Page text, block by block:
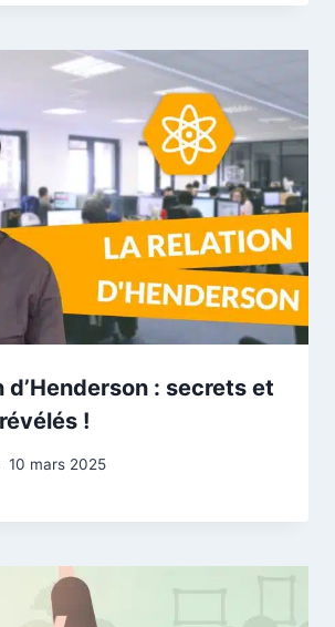
d’Henderson : secrets et
!
10 mars 2025